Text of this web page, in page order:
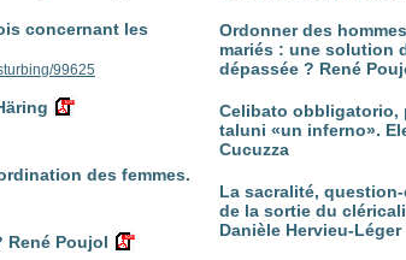
Ordonner des hommes
mariés : une solution
dépassée ? René
Celibato obbligatorio,
taluni «un inferno».
Cucuzza
La sacralité,
de la sortie du
Danièle Hervieu-Léger
concernant les
99625
des femmes.
René Poujol